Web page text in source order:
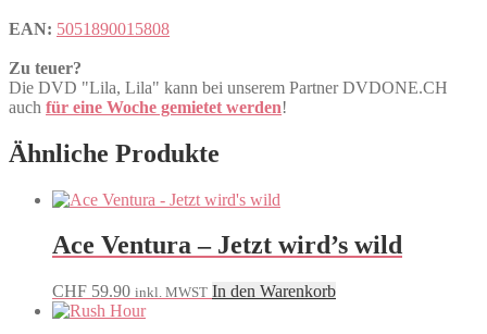
EAN: 5051890015808
Zu teuer?
Die DVD "Lila, Lila" kann bei unserem Partner DVDONE.CH
auch für eine Woche gemietet werden!
Ähnliche Produkte
Ace Ventura – Jetzt wird’s wild
CHF 59.90 inkl. MWST In den Warenkorb